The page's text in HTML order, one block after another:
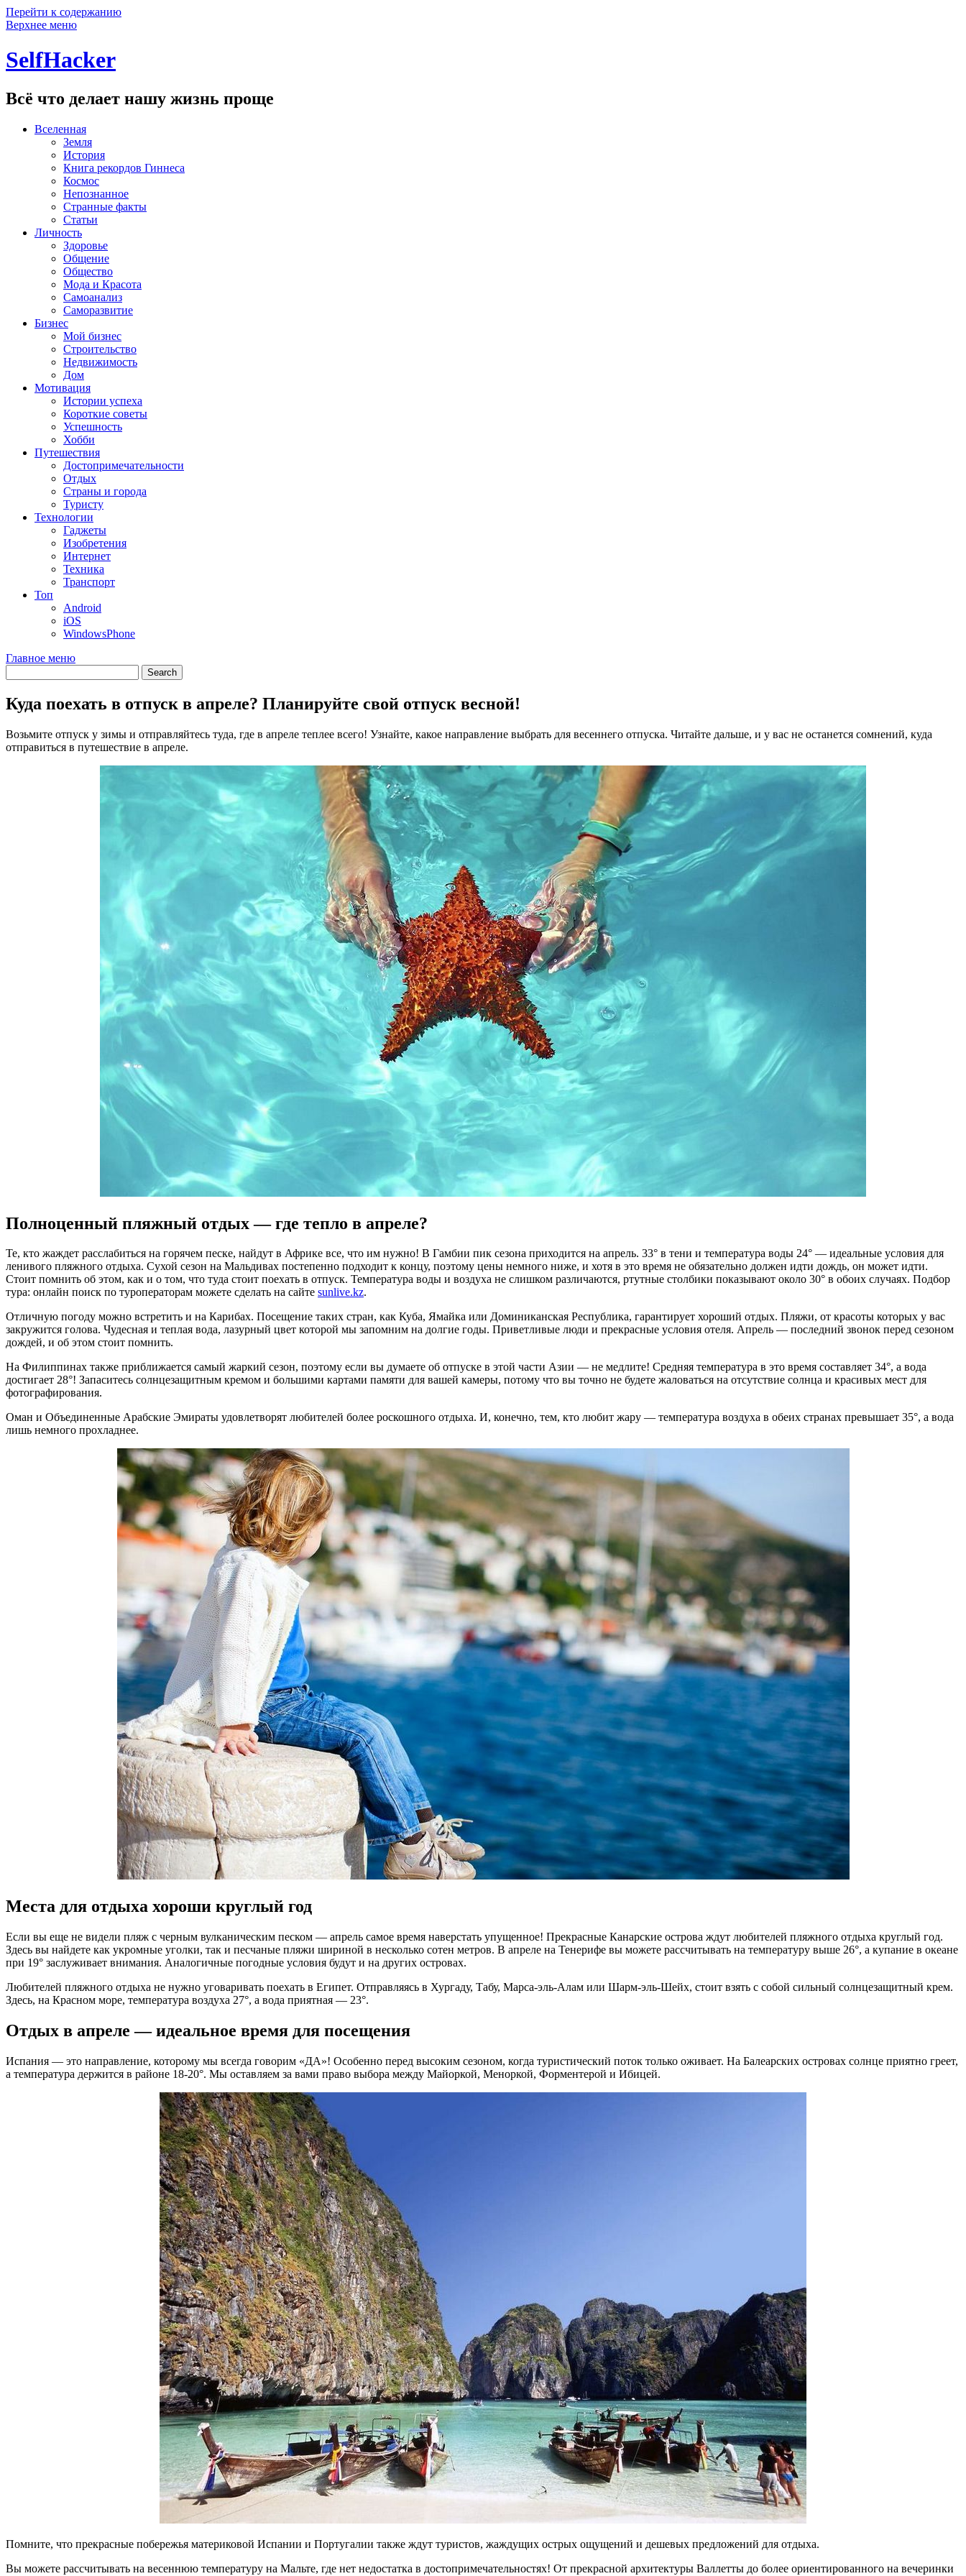
Перейти к содержанию
Верхнее меню
SelfHacker
Всё что делает нашу жизнь проще
Вселенная
Земля
История
Книга рекордов Гиннеса
Космос
Непознанное
Странные факты
Статьи
Личность
Здоровье
Общение
Общество
Мода и Красота
Самоанализ
Саморазвитие
Бизнес
Мой бизнес
Строительство
Недвижимость
Дом
Мотивация
Истории успеха
Короткие советы
Успешность
Хобби
Путешествия
Достопримечательности
Отдых
Страны и города
Туристу
Технологии
Гаджеты
Изобретения
Интернет
Техника
Транспорт
Топ
Android
iOS
WindowsPhone
Главное меню
Куда поехать в отпуск в апреле? Планируйте свой отпуск весной!
Возьмите отпуск у зимы и отправляйтесь туда, где в апреле теплее всего! Узнайте, какое направление выбрать для весеннего отпуска. Читайте дальше, и у вас не останется сомнений, куда
отправиться в путешествие в апреле.
Полноценный пляжный отдых — где тепло в апреле?
Те, кто жаждет расслабиться на горячем песке, найдут в Африке все, что им нужно! В Гамбии пик сезона приходится на апрель. 33° в тени и температура воды 24° — идеальные условия для
ленивого пляжного отдыха. Сухой сезон на Мальдивах постепенно подходит к концу, поэтому цены немного ниже, и хотя в это время не обязательно должен идти дождь, он может идти.
Стоит помнить об этом, как и о том, что туда стоит поехать в отпуск. Температура воды и воздуха не слишком различаются, ртутные столбики показывают около 30° в обоих случаях. Подбор
тура: онлайн поиск по туроператорам можете сделать на сайте sunlive.kz.
Отличную погоду можно встретить и на Карибах. Посещение таких стран, как Куба, Ямайка или Доминиканская Республика, гарантирует хороший отдых. Пляжи, от красоты которых у вас
закружится голова. Чудесная и теплая вода, лазурный цвет которой мы запомним на долгие годы. Приветливые люди и прекрасные условия отеля. Апрель — последний звонок перед сезоном
дождей, и об этом стоит помнить.
На Филиппинах также приближается самый жаркий сезон, поэтому если вы думаете об отпуске в этой части Азии — не медлите! Средняя температура в это время составляет 34°, а вода
достигает 28°! Запаситесь солнцезащитным кремом и большими картами памяти для вашей камеры, потому что вы точно не будете жаловаться на отсутствие солнца и красивых мест для
фотографирования.
Оман и Объединенные Арабские Эмираты удовлетворят любителей более роскошного отдыха. И, конечно, тем, кто любит жару — температура воздуха в обеих странах превышает 35°, а вода
лишь немного прохладнее.
Места для отдыха хороши круглый год
Если вы еще не видели пляж с черным вулканическим песком — апрель самое время наверстать упущенное! Прекрасные Канарские острова ждут любителей пляжного отдыха круглый год.
Здесь вы найдете как укромные уголки, так и песчаные пляжи шириной в несколько сотен метров. В апреле на Тенерифе вы можете рассчитывать на температуру выше 26°, а купание в океане
при 19° заслуживает внимания. Аналогичные погодные условия будут и на других островах.
Любителей пляжного отдыха не нужно уговаривать поехать в Египет. Отправляясь в Хургаду, Табу, Марса-эль-Алам или Шарм-эль-Шейх, стоит взять с собой сильный солнцезащитный крем.
Здесь, на Красном море, температура воздуха 27°, а вода приятная — 23°.
Отдых в апреле — идеальное время для посещения
Испания — это направление, которому мы всегда говорим «ДА»! Особенно перед высоким сезоном, когда туристический поток только оживает. На Балеарских островах солнце приятно греет,
а температура держится в районе 18-20°. Мы оставляем за вами право выбора между Майоркой, Меноркой, Форментерой и Ибицей.
Помните, что прекрасные побережья материковой Испании и Португалии также ждут туристов, жаждущих острых ощущений и дешевых предложений для отдыха.
Вы можете рассчитывать на весеннюю температуру на Мальте, где нет недостатка в достопримечательностях! От прекрасной архитектуры Валлетты до более ориентированного на вечеринки